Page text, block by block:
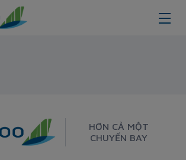
HƠN CẢ MỘT
CHUYẾN BAY